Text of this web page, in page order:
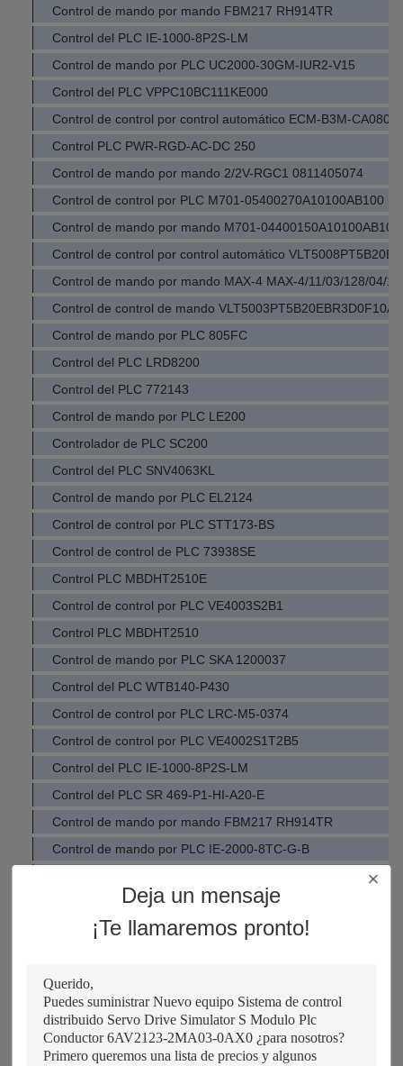
Deja un mensaje
¡Te llamaremos pronto!
Control de mando por mando FBM217 RH914TR
Control del PLC IE-1000-8P2S-LM
Control de mando por PLC UC2000-30GM-IUR2-V15
Control del PLC VPPC10BC111KE000
Control de control por control automático ECM-B3M-
Control PLC PWR-RGD-AC-DC 250
Control de mando por mando 2/2V-RGC1 0811405074
Control de control por PLC M701-05400270A10100AB100
Control de mando por mando M701-04400150A10100AB100
Control de control por control automático
Control de mando por mando MAX-4 MAX-4/11/03/128/04/1/
Control de control de mando
Control de mando por PLC 805FC
Control del PLC LRD8200
Control del PLC 772143
Control de mando por PLC LE200
Controlador de PLC SC200
Control del PLC SNV4063KL
Control de mando por PLC EL2124
Control de control por PLC STT173-BS
Control de control de PLC 73938SE
Control PLC MBDHT2510E
Control de control por PLC VE4003S2B1
Control PLC MBDHT2510
Control de mando por PLC SKA 1200037
Control del PLC WTB140-P430
Control de control por PLC LRC-M5-0374
Control de control por PLC VE4002S1T2B5
Control del PLC IE-1000-8P2S-LM
Control del PLC SR 469-P1-HI-A20-E
Control de mando por mando FBM217 RH914TR
Control de mando por PLC IE-2000-8TC-G-B
Control de mando por mando HLG-150H-48A
Control de control por control automático ECM-B3M-
Control del PLC 469-P5-HI-A20-T-H
Control de mando por mando M701-04400150A10100AB100
Control de mando por PLC UC2000-30GM-IUR2-V15